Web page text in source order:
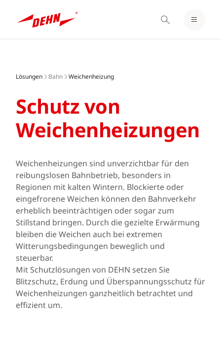
content
EINLOGGEN / REGISTRIEREN
Lösungen Bahn Weichen­heizung
Schutz von
Weichen­heizungen
Weichenheizungen sind unverzichtbar für den
reibungslosen Bahnbetrieb, besonders in
Regionen mit kalten Wintern. Blockierte oder
eingefrorene Weichen können den Bahnverkehr
erheblich beeinträchtigen oder sogar zum
Stillstand bringen. Durch die gezielte Erwärmung
bleiben die Weichen auch bei extremen
Witterungsbedingungen beweglich und
steuerbar.
Mit Schutzlösungen von DEHN setzen Sie
Blitzschutz, Erdung und Überspannungsschutz für
Weichenheizungen ganzheitlich betrachtet und
effizient um.